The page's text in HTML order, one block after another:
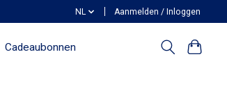
NL Aanmelden / Inloggen
Cadeaubonnen